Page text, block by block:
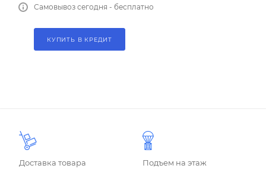
Самовывоз сегодня - бесплатно
КУПИТЬ В КРЕДИТ
Доставка товара Подъем на этаж